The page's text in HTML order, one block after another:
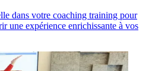
dans votre coaching training pour
une expérience enrichissante à vos